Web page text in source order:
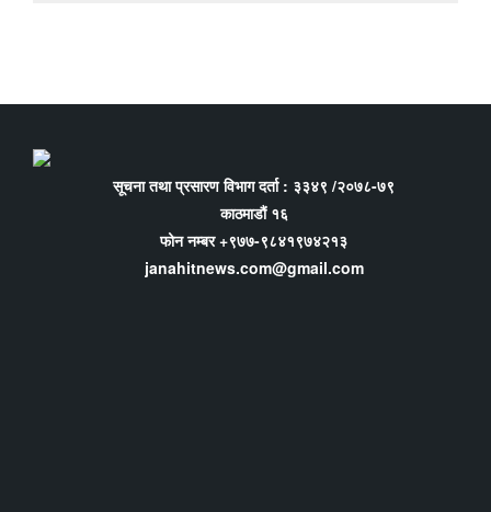
सूचना तथा प्रसारण विभाग दर्ता : ३३४९ /२०७८-७९
काठमाडौं १६
फोन नम्बर +९७७-९८४१९७४२१३
janahitnews.com@gmail.com